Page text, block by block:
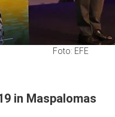
Foto: EFE
in Maspalomas